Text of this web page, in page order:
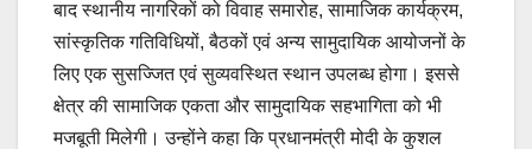
बाद स्थानीय नागरिकों को विवाह समारोह, सामाजिक कार्यक्रम,
सांस्कृतिक गतिविधियों, बैठकों एवं अन्य सामुदायिक आयोजनों के
लिए एक सुसज्जित एवं सुव्यवस्थित स्थान उपलब्ध होगा। इससे
क्षेत्र की सामाजिक एकता और सामुदायिक सहभागिता को भी
मजबूती मिलेगी। उन्होंने कहा कि प्रधानमंत्री मोदी के कुशल